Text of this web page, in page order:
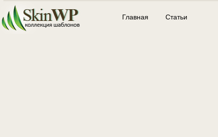
Главная Статьи